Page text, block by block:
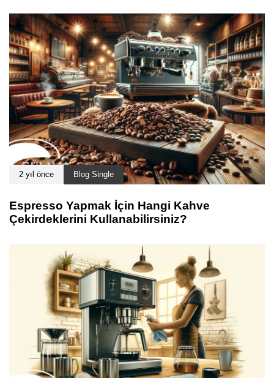
2 yıl önce Blog Single
Espresso Yapmak İçin Hangi Kahve
Çekirdeklerini Kullanabilirsiniz?